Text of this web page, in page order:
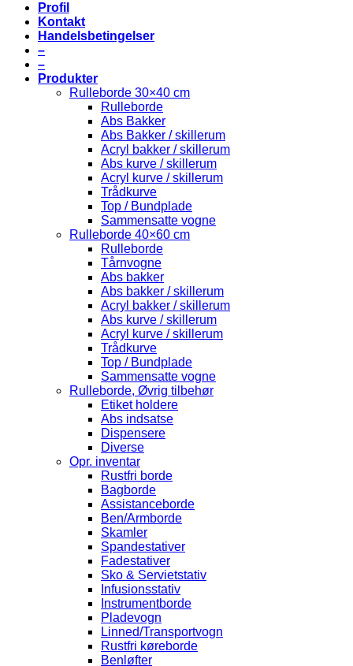
Profil
Kontakt
Handelsbetingelser
–
–
Produkter
Rulleborde 30×40 cm
Rulleborde
Abs Bakker
Abs Bakker / skillerum
Acryl bakker / skillerum
Abs kurve / skillerum
Acryl kurve / skillerum
Trådkurve
Top / Bundplade
Sammensatte vogne
Rulleborde 40×60 cm
Rulleborde
Tårnvogne
Abs bakker
Abs bakker / skillerum
Acryl bakker / skillerum
Abs kurve / skillerum
Acryl kurve / skillerum
Trådkurve
Top / Bundplade
Sammensatte vogne
Rulleborde, Øvrig tilbehør
Etiket holdere
Abs indsatse
Dispensere
Diverse
Opr. inventar
Rustfri borde
Bagborde
Assistanceborde
Ben/Armborde
Skamler
Spandestativer
Fadestativer
Sko & Servietstativ
Infusionsstativ
Instrumentborde
Pladevogn
Linned/Transportvogn
Rustfri køreborde
Benløfter